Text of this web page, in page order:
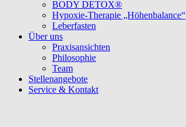
BODY DETOX®
Hypoxie-Therapie „Höhenbalance“
Leberfasten
Über uns
Praxisansichten
Philosophie
Team
Stellenangebote
Service & Kontakt